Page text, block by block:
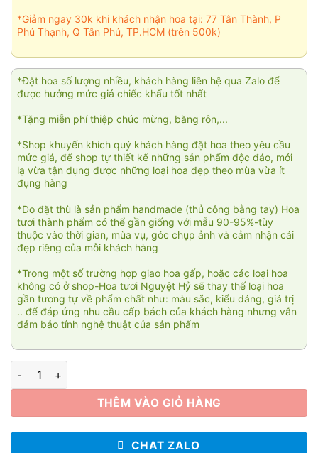
*Giảm ngay 30k khi khách nhận hoa tại: 77 Tân Thành, P
Phú Thạnh, Q Tân Phú, TP.HCM (trên 500k)
*Đặt hoa số lượng nhiều, khách hàng liên hệ qua Zalo để
được hưởng mức giá chiếc khấu tốt nhất
*Tặng miễn phí thiệp chúc mừng, băng rôn,...
*Shop khuyến khích quý khách hàng đặt hoa theo yêu cầu
mức giá, để shop tự thiết kế những sản phẩm độc đáo, mới
lạ vừa tận dụng được những loại hoa đẹp theo mùa vừa ít
đụng hàng
*Do đặt thù là sản phẩm handmade (thủ công bằng tay) Hoa
tươi thành phẩm có thể gần giống với mẫu 90-95%-tùy
thuộc vào thời gian, mùa vụ, góc chụp ảnh và cảm nhận cái
đẹp riêng của mỗi khách hàng
*Trong một số trường hợp giao hoa gấp, hoặc các loại hoa
không có ở shop-Hoa tươi Nguyệt Hỷ sẽ thay thế loại hoa
gần tương tự về phẩm chất như: màu sắc, kiểu dáng, giá trị
.. để đáp ứng nhu cầu cấp bách của khách hàng nhưng vẫn
đảm bảo tính nghệ thuật của sản phẩm
Hạnh phúc trào dâng 02 số lượng
THÊM VÀO GIỎ HÀNG
CHAT ZALO